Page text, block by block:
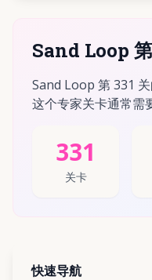
Sand Loop
Sand Loop 第 331 关
这个专家关卡通常需
331
关卡
快速导航